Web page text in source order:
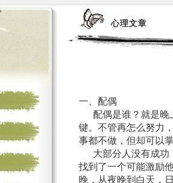
心理文章
一、配偶
配偶是谁？就是晚
键。不管再怎么努力
事都不做，但却可以
大部分人没有成功
找到了一个可能激励
晚，从夜晚到白天，